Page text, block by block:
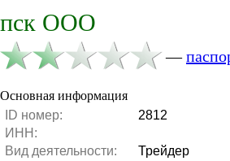
пск ООО
—
Основная информация
ID номер:
2812
ИНН:
Вид деятельности:
Трейдер